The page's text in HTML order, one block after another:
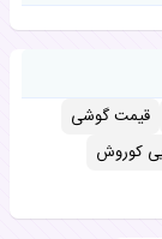
قیمت گوشی
کوروش